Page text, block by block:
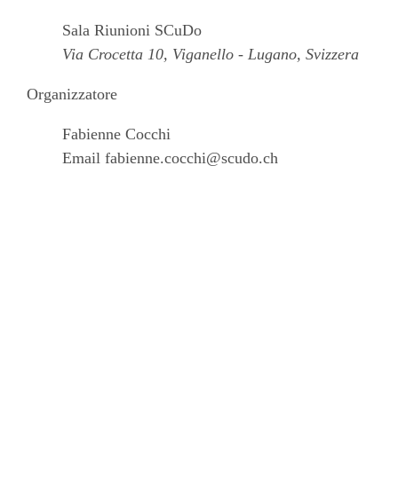
Sala Riunioni SCuDo
Via Crocetta 10, Viganello - Lugano, Svizzera
Organizzatore
Fabienne Cocchi
Email fabienne.cocchi@scudo.ch